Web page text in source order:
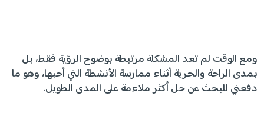
ومع الوقت لم تعد المشكلة مرتبطة بوضوح الرؤية فقط، بل
بمدى الراحة والحرية أثناء ممارسة الأنشطة التي أحبها، وهو ما
دفعني للبحث عن حل أكثر ملاءمة على المدى الطويل.